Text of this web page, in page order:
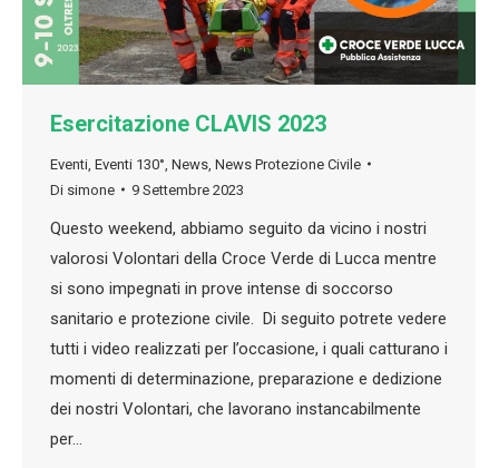
Esercitazione CLAVIS 2023
Eventi Eventi 130° News News Protezione Civile
Di simone 9 Settembre 2023
Questo weekend, abbiamo seguito da vicino i nostri
valorosi Volontari della Croce Verde di Lucca mentre
si sono impegnati in prove intense di soccorso
sanitario e protezione civile. Di seguito potrete vedere
tutti i video realizzati per l’occasione, i quali catturano i
momenti di determinazione, preparazione e dedizione
dei nostri Volontari, che lavorano instancabilmente
per…